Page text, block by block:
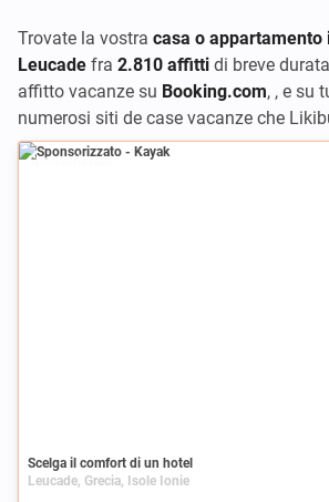
Trovate la vostra casa o
Leucade fra 2.810 affitti di breve
affitto vacanze su Booking.com, , e su
numerosi siti de case vacanze che
Sponsorizzato
Scelga il comfort di un hotel
Leucade, Grecia, Isole Ionie